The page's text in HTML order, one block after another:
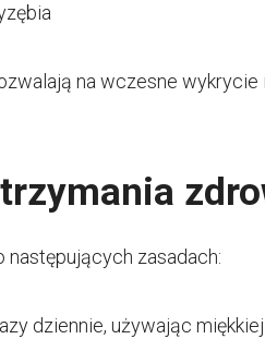
na wczesne
następujących zasadach:
dziennie, używając